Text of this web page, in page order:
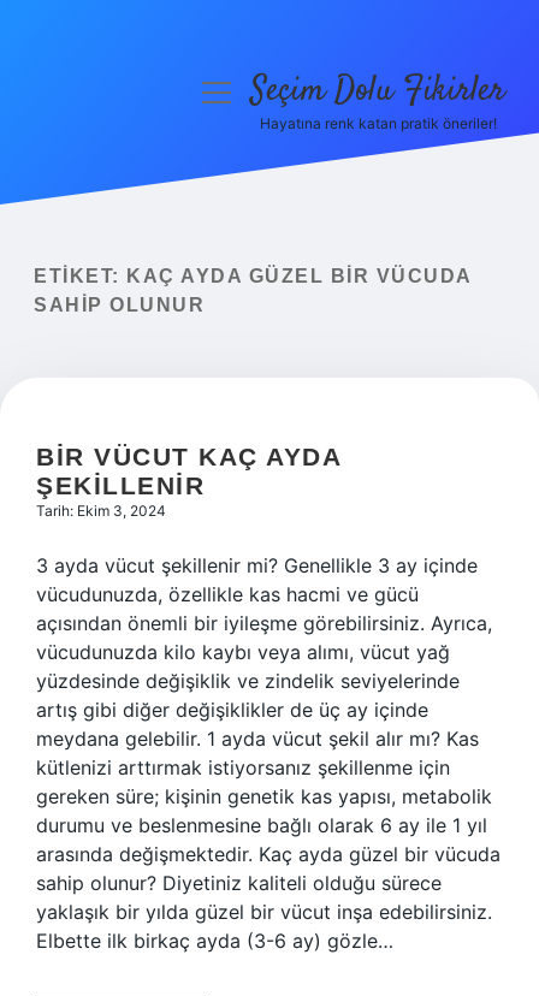
Yasal Uyarı
menüyüSeçim Dolu Fikirler
Hayatına renk katan pratik öneriler!
ETIKET:
KAÇ AYDA GÜZEL BIR VÜCUDA
SAHIP OLUNUR
BIR VÜCUT KAÇ AYDA
ŞEKILLENIR
Tarih: Ekim 3, 2024
3 ayda vücut şekillenir mi? Genellikle 3 ay içinde
vücudunuzda, özellikle kas hacmi ve gücü
açısından önemli bir iyileşme görebilirsiniz. Ayrıca,
vücudunuzda kilo kaybı veya alımı, vücut yağ
yüzdesinde değişiklik ve zindelik seviyelerinde
artış gibi diğer değişiklikler de üç ay içinde
meydana gelebilir. 1 ayda vücut şekil alır mı? Kas
kütlenizi arttırmak istiyorsanız şekillenme için
gereken süre; kişinin genetik kas yapısı, metabolik
durumu ve beslenmesine bağlı olarak 6 ay ile 1 yıl
arasında değişmektedir. Kaç ayda güzel bir vücuda
sahip olunur? Diyetiniz kaliteli olduğu sürece
yaklaşık bir yılda güzel bir vücut inşa edebilirsiniz.
Elbette ilk birkaç ayda (3-6 ay) gözle…